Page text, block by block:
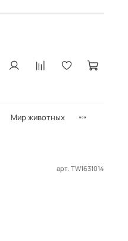
Мир животных
арт. TW1631014